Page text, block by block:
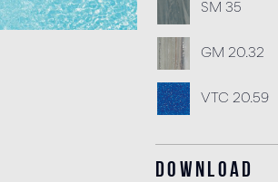
SM 35
GM 20.32
VTC 20.59
Download